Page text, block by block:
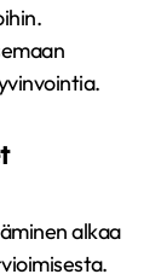
alkaa